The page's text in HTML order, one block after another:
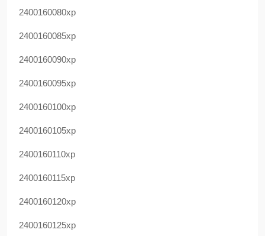
2400160080xp
2400160085xp
2400160090xp
2400160095xp
2400160100xp
2400160105xp
2400160110xp
2400160115xp
2400160120xp
2400160125xp